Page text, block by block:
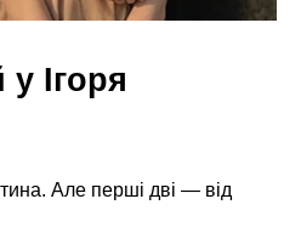
у Ігоря
Але перші дві — від